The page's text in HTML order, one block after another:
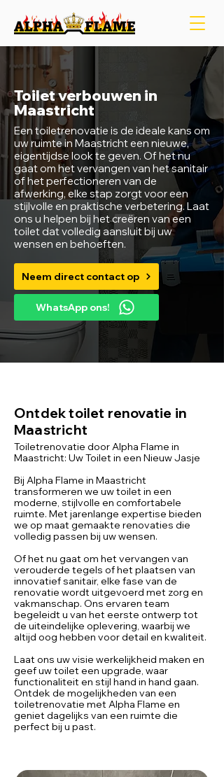
Toilet verbouwen in
Maastricht
Een toiletrenovatie is de ideale kans om
uw ruimte in Maastricht een nieuwe,
eigentijdse look te geven. Of het nu
gaat om het vervangen van het sanitair
of het perfectioneren van de
afwerking, elke stap zorgt voor een
stijlvolle en praktische verbetering. Laat
ons u helpen bij het creëren van een
toilet dat volledig aansluit bij uw
wensen en behoeften.
Neem direct contact op
WhatsApp ons!
Ontdek toilet renovatie in
Maastricht
Toiletrenovatie door Alpha Flame in
Maastricht: Uw Toilet in een Nieuw Jasje
Bij Alpha Flame in Maastricht
transformeren we uw toilet in een
moderne, stijlvolle en comfortabele
ruimte. Met jarenlange expertise bieden
we op maat gemaakte renovaties die
volledig passen bij uw wensen.
Of het nu gaat om het vervangen van
verouderde tegels of het plaatsen van
innovatief sanitair, elke fase van de
renovatie wordt uitgevoerd met zorg en
vakmanschap. Ons ervaren team
begeleidt u van het eerste ontwerp tot
de uiteindelijke oplevering, waarbij we
altijd oog hebben voor detail en kwaliteit.
Laat ons uw visie werkelijkheid maken en
geef uw toilet een upgrade, waar
functionaliteit en stijl hand in hand gaan.
Ontdek de mogelijkheden van een
toiletrenovatie met Alpha Flame en
geniet dagelijks van een ruimte die
perfect bij u past.